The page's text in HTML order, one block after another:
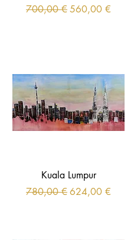
Prix original
700,00 €Prix promotionnel
560,00 €
Kuala Lumpur
Prix original
780,00 €Prix promotionnel
624,00 €